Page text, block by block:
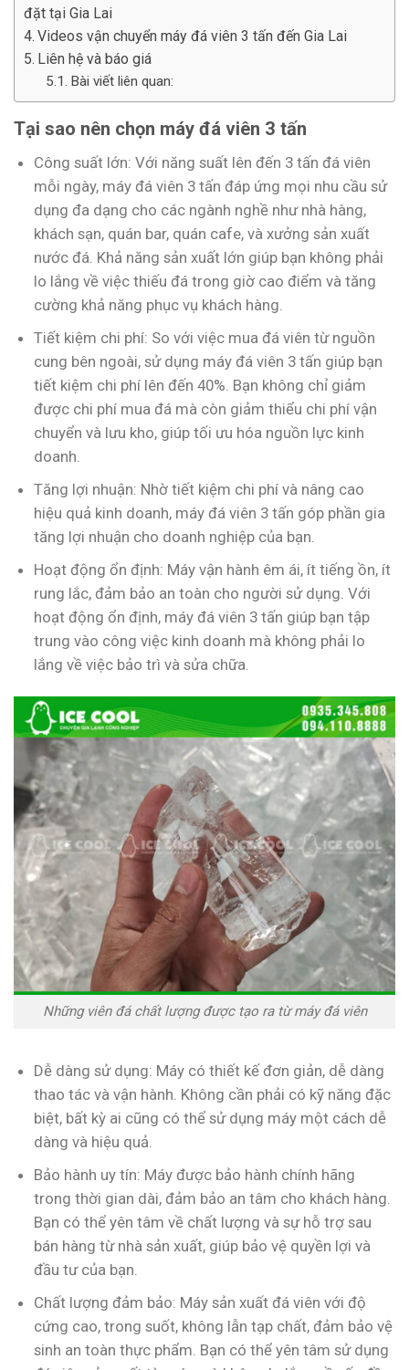
đặt tại Gia Lai
Videos vận chuyển máy đá viên 3 tấn đến Gia Lai
Liên hệ và báo giá
Bài viết liên quan:
Tại sao nên chọn máy đá viên 3 tấn
Công suất lớn: Với năng suất lên đến 3 tấn đá viên
mỗi ngày, máy đá viên 3 tấn đáp ứng mọi nhu cầu sử
dụng đa dạng cho các ngành nghề như nhà hàng,
khách sạn, quán bar, quán cafe, và xưởng sản xuất
nước đá. Khả năng sản xuất lớn giúp bạn không phải
lo lắng về việc thiếu đá trong giờ cao điểm và tăng
cường khả năng phục vụ khách hàng.
Tiết kiệm chi phí: So với việc mua đá viên từ nguồn
cung bên ngoài, sử dụng máy đá viên 3 tấn giúp bạn
tiết kiệm chi phí lên đến 40%. Bạn không chỉ giảm
được chi phí mua đá mà còn giảm thiểu chi phí vận
chuyển và lưu kho, giúp tối ưu hóa nguồn lực kinh
doanh.
Tăng lợi nhuận: Nhờ tiết kiệm chi phí và nâng cao
hiệu quả kinh doanh, máy đá viên 3 tấn góp phần gia
tăng lợi nhuận cho doanh nghiệp của bạn.
Hoạt động ổn định: Máy vận hành êm ái, ít tiếng ồn, ít
rung lắc, đảm bảo an toàn cho người sử dụng. Với
hoạt động ổn định, máy đá viên 3 tấn giúp bạn tập
trung vào công việc kinh doanh mà không phải lo
lắng về việc bảo trì và sửa chữa.
Những viên đá chất lượng được tạo ra từ máy đá viên
Dễ dàng sử dụng: Máy có thiết kế đơn giản, dễ dàng
thao tác và vận hành. Không cần phải có kỹ năng đặc
biệt, bất kỳ ai cũng có thể sử dụng máy một cách dễ
dàng và hiệu quả.
Bảo hành uy tín: Máy được bảo hành chính hãng
trong thời gian dài, đảm bảo an tâm cho khách hàng.
Bạn có thể yên tâm về chất lượng và sự hỗ trợ sau
bán hàng từ nhà sản xuất, giúp bảo vệ quyền lợi và
đầu tư của bạn.
Chất lượng đảm bảo: Máy sản xuất đá viên với độ
cứng cao, trong suốt, không lẫn tạp chất, đảm bảo vệ
sinh an toàn thực phẩm. Bạn có thể yên tâm sử dụng